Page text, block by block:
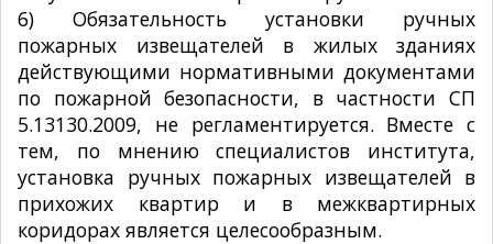
6) Обязательность установки ручных
пожарных извещателей в жилых зданиях
действующими нормативными документами
по пожарной безопасности, в частности СП
5.13130.2009, не регламентируется. Вместе с
тем, по мнению специалистов института,
установка ручных пожарных извещателей в
прихожих квартир и в межквартирных
коридорах является целесообразным.